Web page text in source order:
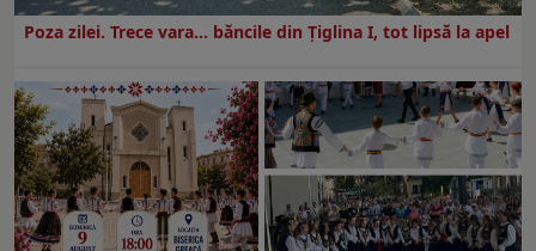
Poza zilei. Trece vara… băncile din Ţiglina I, tot lipsă la apel